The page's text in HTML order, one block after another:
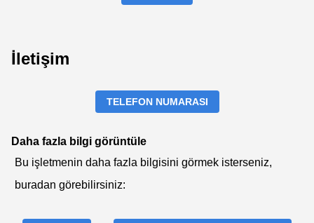
İletişim
TELEFON NUMARASI
Daha fazla bilgi görüntüle
Bu işletmenin daha fazla bilgisini görmek isterseniz,
buradan görebilirsiniz: